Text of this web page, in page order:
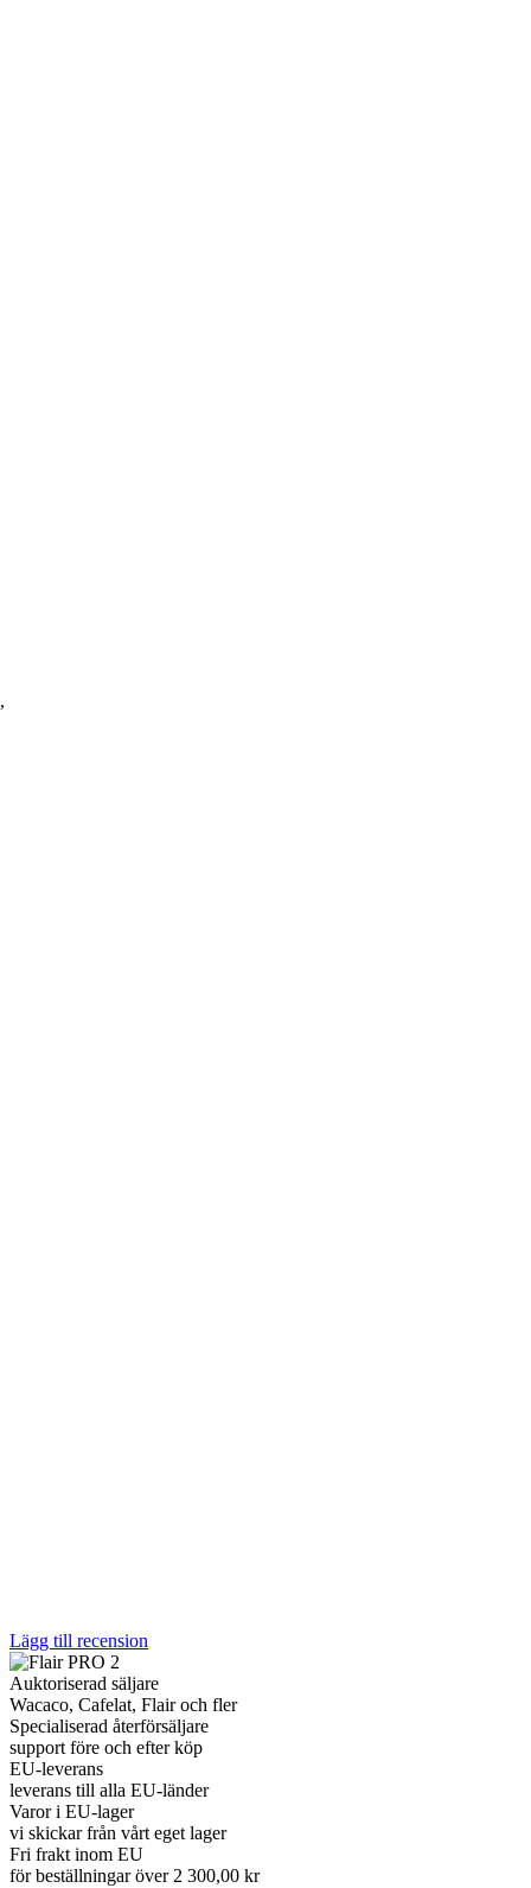
Lägg till recension
Auktoriserad säljare
Wacaco, Cafelat, Flair och fler
Specialiserad återförsäljare
support före och efter köp
EU-leverans
leverans till alla EU-länder
Varor i EU-lager
vi skickar från vårt eget lager
Fri frakt inom EU
för beställningar över 2 300,00 kr